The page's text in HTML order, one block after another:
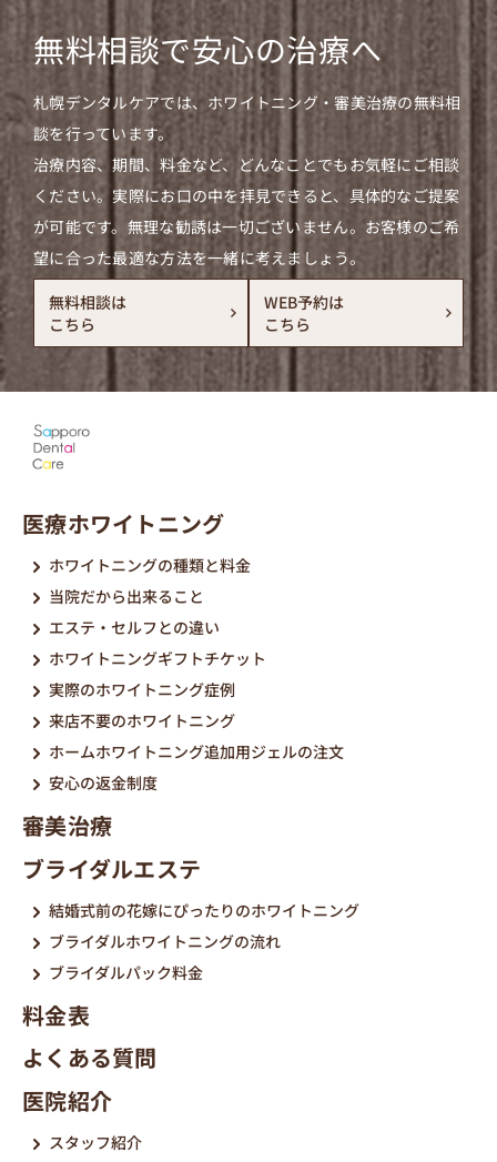
無料相談で安心の治療へ
札幌デンタルケアでは、ホワイトニング・審美治療の無料相
談を行っています。
治療内容、期間、料金など、どんなことでもお気軽にご相談
ください。実際にお口の中を拝見できると、具体的なご提案
が可能です。無理な勧誘は一切ございません。お客様のご希
望に合った最適な方法を一緒に考えましょう。
無料相談は
こちら
WEB予約は
こちら
医療ホワイトニング
ホワイトニングの種類と料金
当院だから出来ること
エステ・セルフとの違い
ホワイトニングギフトチケット
実際のホワイトニング症例
来店不要のホワイトニング
ホームホワイトニング追加用ジェルの注文
安心の返金制度
審美治療
ブライダルエステ
結婚式前の花嫁にぴったりのホワイトニング
ブライダルホワイトニングの流れ
ブライダルパック料金
料金表
よくある質問
医院紹介
スタッフ紹介